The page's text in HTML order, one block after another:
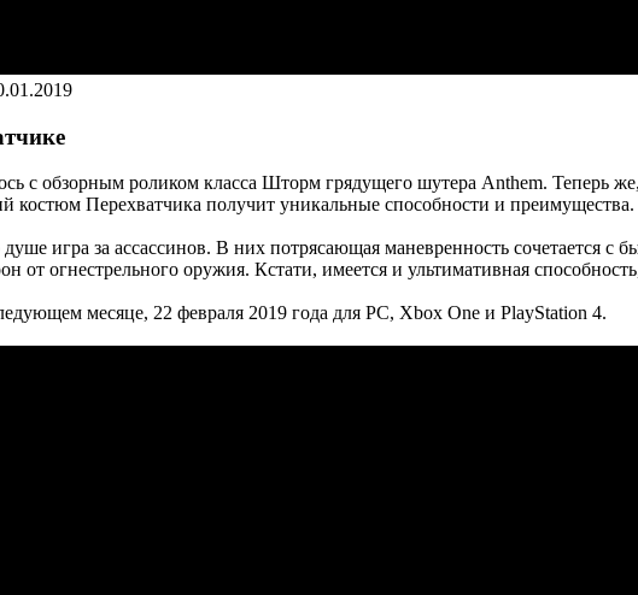
с обзорным роликом класса Шторм грядущего шутера Anthem. Теперь
Перехватчика получит уникальные способности и преимущества.
игра за ассассинов. В них потрясающая маневренность
от огнестрельного оружия. Кстати, имеется и ультимативная
месяце, 22 февраля 2019 года для PC, Xbox One и PlayStation 4.